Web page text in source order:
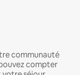
communauté
compter